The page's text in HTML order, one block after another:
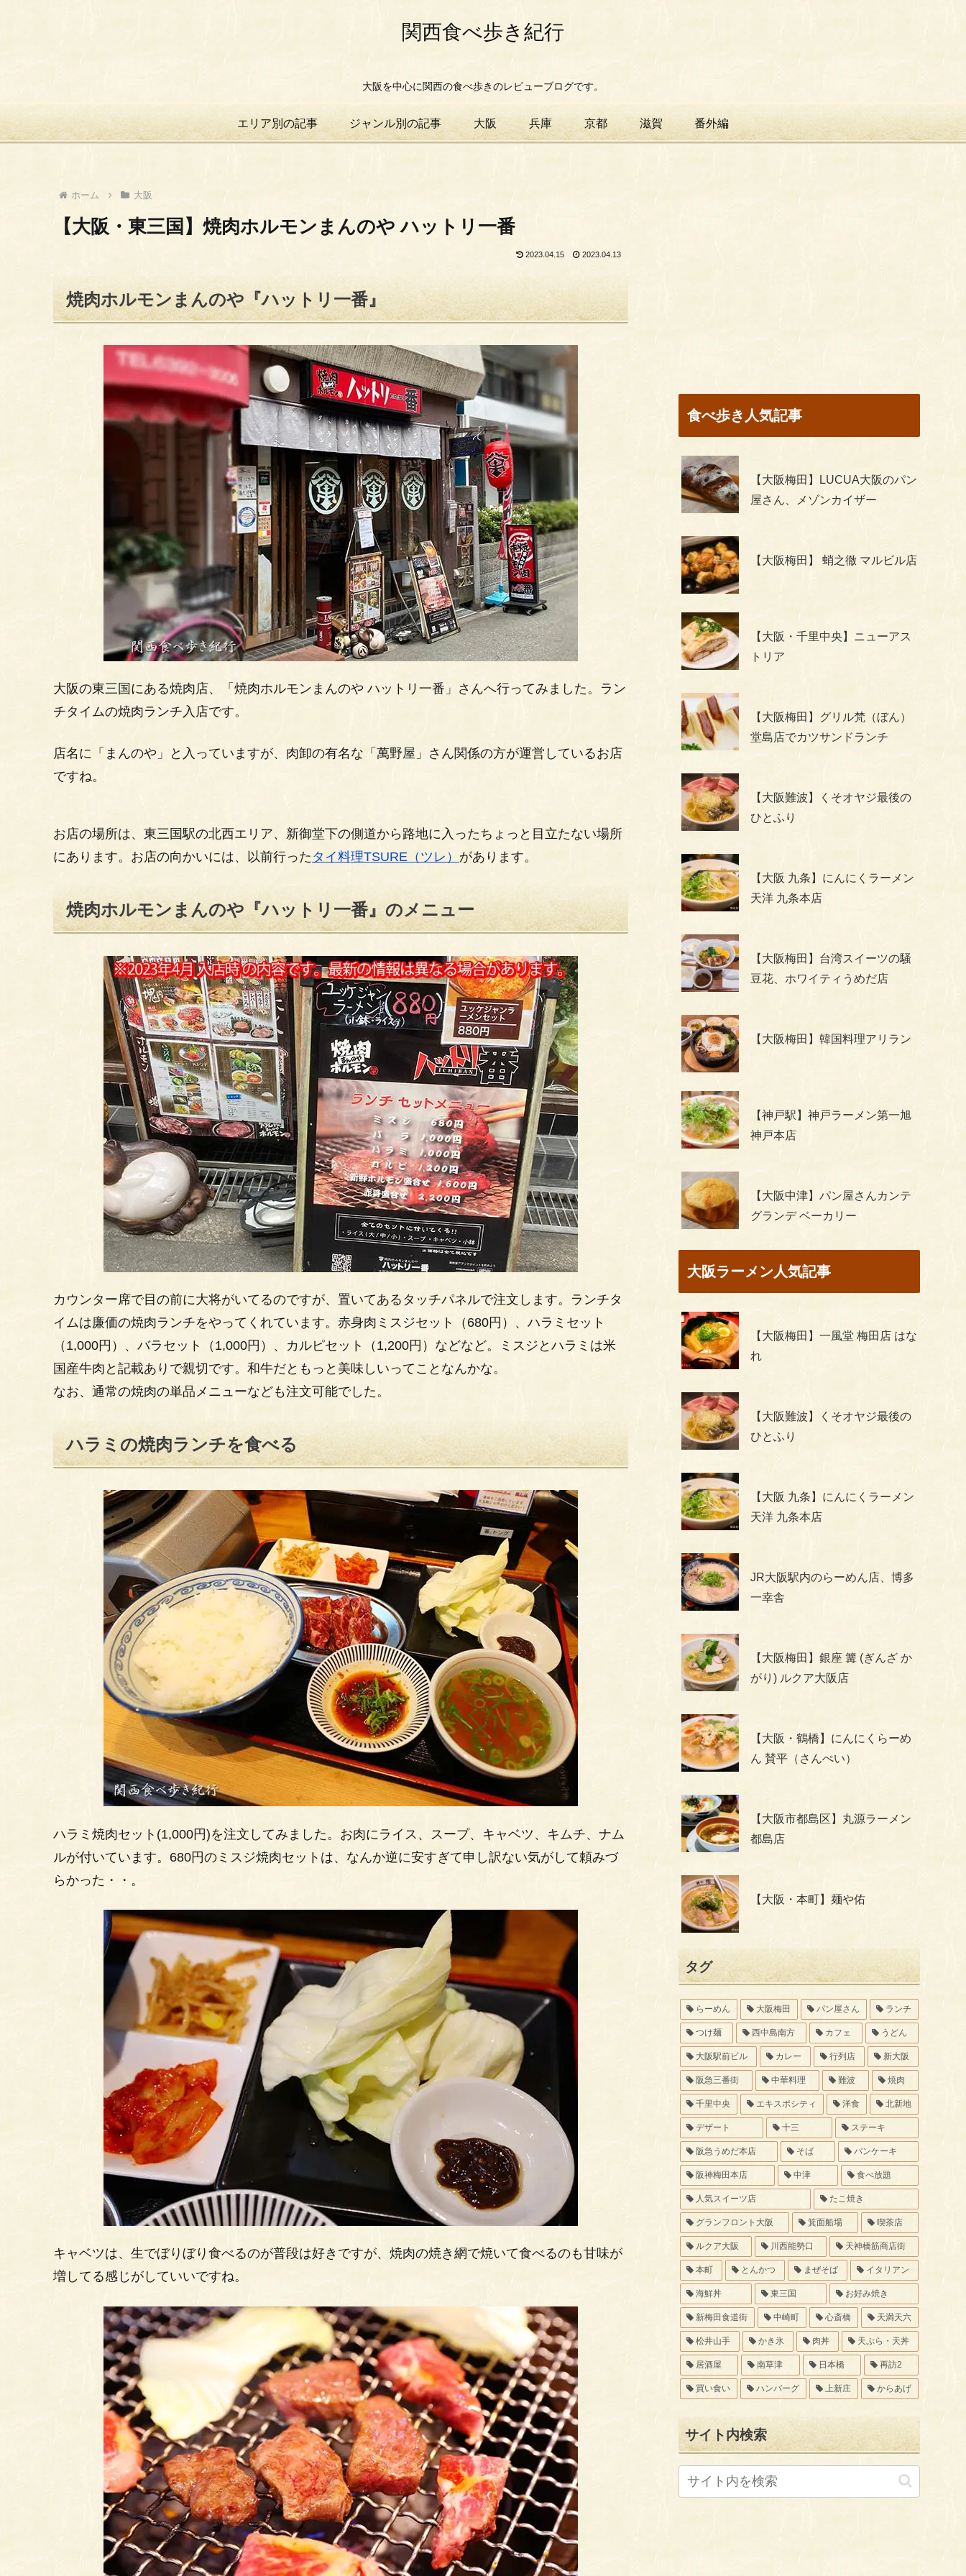
関西食べ歩き紀行
大阪を中心に関西の食べ歩きのレビューブログです。
エリア別の記事 ジャンル別の記事 大阪 兵庫 京都 滋賀 番外編
ホーム 大阪
【大阪・東三国】焼肉ホルモンまんのや ハットリ一番
2023.04.15 2023.04.13
焼肉ホルモンまんのや『ハットリ一番』
大阪の東三国にある焼肉店、「焼肉ホルモンまんのや ハットリ一番」さんへ行ってみました。ラン
チタイムの焼肉ランチ入店です。
店名に「まんのや」と入っていますが、肉卸の有名な「萬野屋」さん関係の方が運営しているお店
ですね。
お店の場所は、東三国駅の北西エリア、新御堂下の側道から路地に入ったちょっと目立たない場所
にあります。お店の向かいには、以前行った タイ料理TSURE（ツレ） があります。
焼肉ホルモンまんのや『ハットリ一番』のメニュー
カウンター席で目の前に大将がいてるのですが、置いてあるタッチパネルで注文します。ランチタ
イムは廉価の焼肉ランチをやってくれています。赤身肉ミスジセット（680円）、ハラミセット
（1,000円）、バラセット（1,000円）、カルピセット（1,200円）などなど。ミスジとハラミは米
国産牛肉と記載ありで親切です。和牛だともっと美味しいってことなんかな。
なお、通常の焼肉の単品メニューなども注文可能でした。
ハラミの焼肉ランチを食べる
ハラミ焼肉セット(1,000円)を注文してみました。お肉にライス、スープ、キャベツ、キムチ、ナム
ルが付いています。680円のミスジ焼肉セットは、なんか逆に安すぎて申し訳ない気がして頼みづ
らかった・・。
キャベツは、生でぼりぼり食べるのが普段は好きですが、焼肉の焼き網で焼いて食べるのも甘味が
増してる感じがしていいですね。
食べ歩き人気記事
【大阪梅田】LUCUA大阪のパン
屋さん、メゾンカイザー
【大阪梅田】 蛸之徹 マルビル店
【大阪・千里中央】ニューアス
トリア
【大阪梅田】グリル梵（ぼん）
堂島店でカツサンドランチ
【大阪難波】くそオヤジ最後の
ひとふり
【大阪 九条】にんにくラーメン
天洋 九条本店
【大阪梅田】台湾スイーツの騒
豆花、ホワイティうめだ店
【大阪梅田】韓国料理アリラン
【神戸駅】神戸ラーメン第一旭
神戸本店
【大阪中津】パン屋さんカンテ
グランデ ベーカリー
大阪ラーメン人気記事
【大阪梅田】一風堂 梅田店 はな
れ
【大阪難波】くそオヤジ最後の
ひとふり
【大阪 九条】にんにくラーメン
天洋 九条本店
JR大阪駅内のらーめん店、博多
一幸舎
【大阪梅田】銀座 篝 (ぎんざ か
がり) ルクア大阪店
【大阪・鶴橋】にんにくらーめ
ん 賛平（さんぺい）
【大阪市都島区】丸源ラーメン
都島店
【大阪・本町】麺や佑
タグ
らーめん 大阪梅田 パン屋さん ランチ
つけ麺 西中島南方 カフェ うどん
大阪駅前ビル カレー 行列店 新大阪
阪急三番街 中華料理 難波 焼肉
千里中央 エキスポシティ 洋食 北新地
デザート 十三 ステーキ
阪急うめだ本店 そば パンケーキ
阪神梅田本店 中津 食べ放題
人気スイーツ店 たこ焼き
グランフロント大阪 箕面船場 喫茶店
ルクア大阪 川西能勢口 天神橋筋商店街
本町 とんかつ まぜそば イタリアン
海鮮丼 東三国 お好み焼き
新梅田食道街 中崎町 心斎橋 天満天六
松井山手 かき氷 肉丼 天ぷら・天丼
居酒屋 南草津 日本橋 再訪2
買い食い ハンバーグ 上新庄 からあげ
サイト内検索